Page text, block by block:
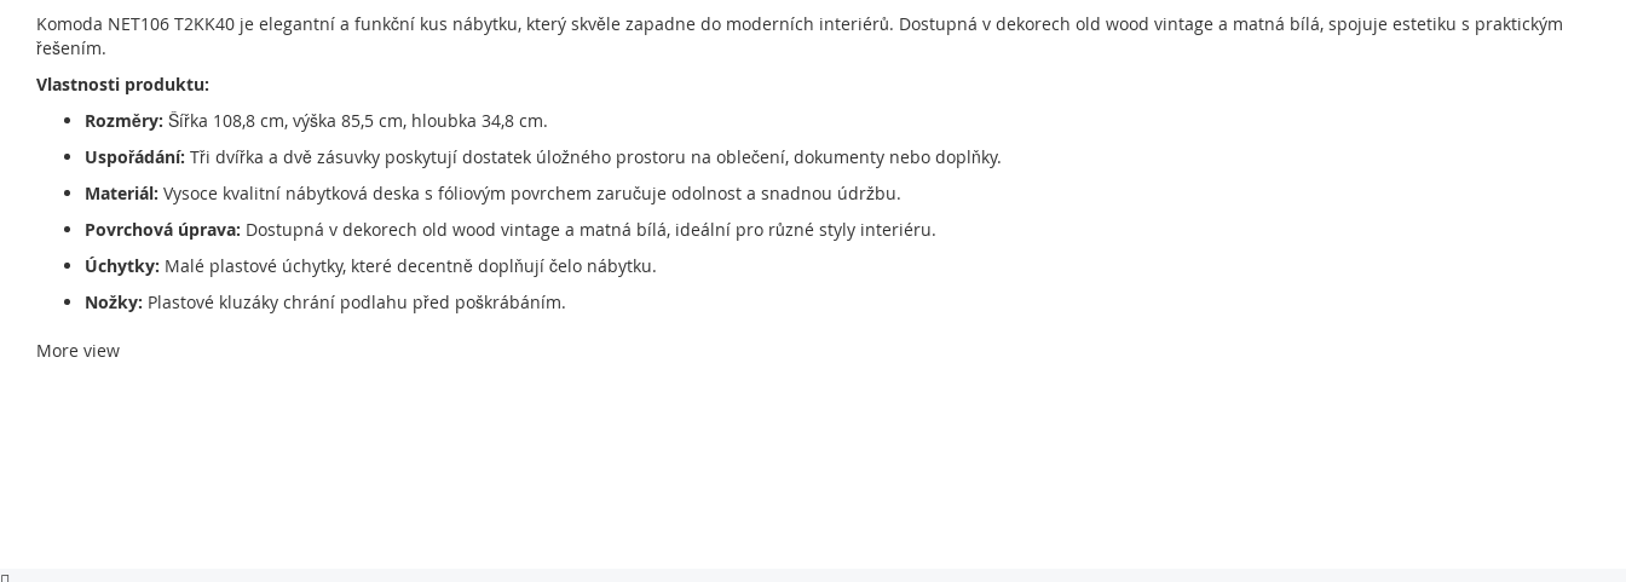
Komoda NET106 T2KK40 je elegantní a funkční kus nábytku, který skvěle zapadne do moderních interiérů. Dostupná v dekorech old wood vintage a matná bílá, spojuje estetiku s praktickým
řešením.
Vlastnosti produktu:
Rozměry: Šířka 108,8 cm, výška 85,5 cm, hloubka 34,8 cm.
Uspořádání: Tři dvířka a dvě zásuvky poskytují dostatek úložného prostoru na oblečení, dokumenty nebo doplňky.
Materiál: Vysoce kvalitní nábytková deska s fóliovým povrchem zaručuje odolnost a snadnou údržbu.
Povrchová úprava: Dostupná v dekorech old wood vintage a matná bílá, ideální pro různé styly interiéru.
Úchytky: Malé plastové úchytky, které decentně doplňují čelo nábytku.
Nožky: Plastové kluzáky chrání podlahu před poškrábáním.
Využití:Díky promyšlenému uspořádání a univerzálnímu designu se komoda NET106 T2KK40 perfektně hodí do obývacího pokoje, ložnice nebo pracovny a spojuje funkčnost s estetikou.
More view